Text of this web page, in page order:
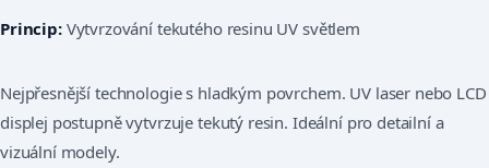
Princip:Vytvrzování tekutého resinu UV světlem
Nejpřesnější technologie s hladkým povrchem. UV laser nebo LCD
displej postupně vytvrzuje tekutý resin. Ideální pro detailní a
vizuální modely.